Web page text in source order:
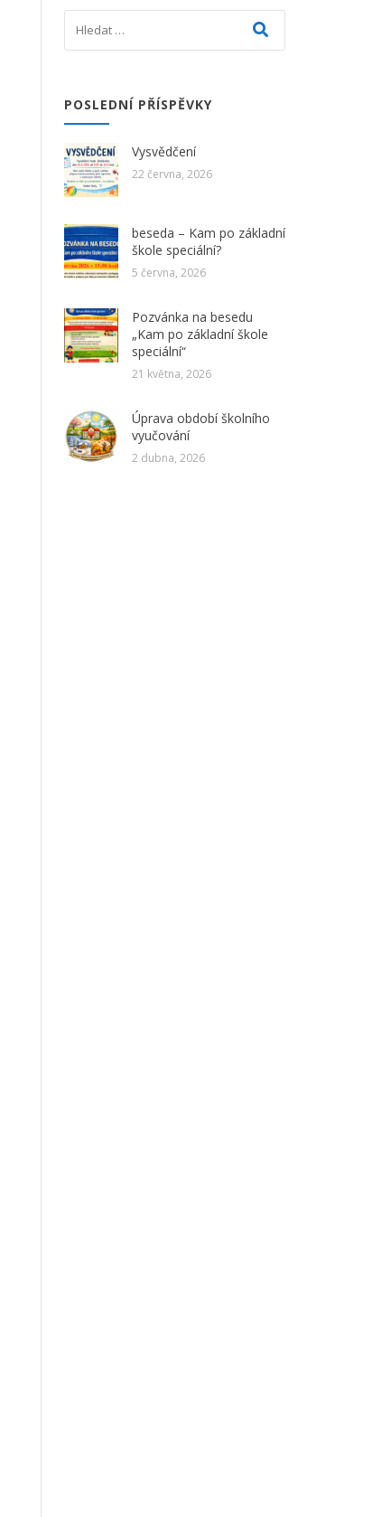
POSLEDNÍ PŘÍSPĚVKY
Vysvědčení
22 června, 2026
beseda – Kam po základní
škole speciální?
5 června, 2026
Pozvánka na besedu
„Kam po základní škole
speciální“
21 května, 2026
Úprava období školního
vyučování
2 dubna, 2026